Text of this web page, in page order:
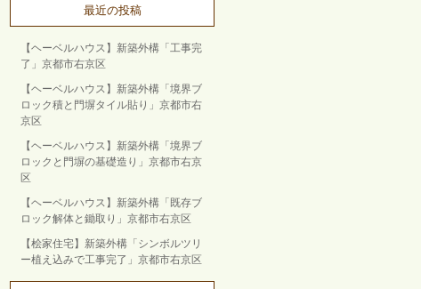
最近の投稿
【ヘーベルハウス】新築外構「工事完
了」京都市右京区
【ヘーベルハウス】新築外構「境界ブ
ロック積と門塀タイル貼り」京都市右
京区
【ヘーベルハウス】新築外構「境界ブ
ロックと門塀の基礎造り」京都市右京
区
【ヘーベルハウス】新築外構「既存ブ
ロック解体と鋤取り」京都市右京区
【桧家住宅】新築外構「シンボルツリ
ー植え込みで工事完了」京都市右京区